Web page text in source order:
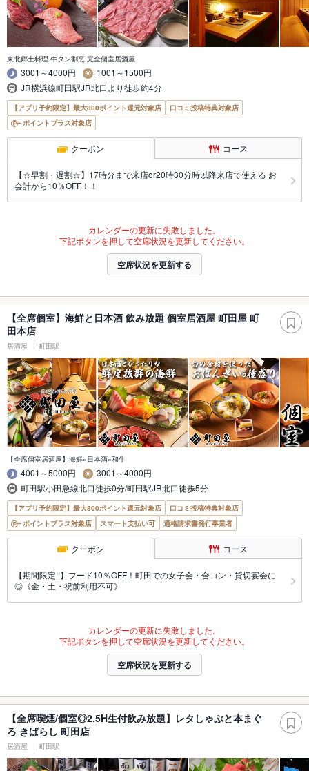
東北郷土料理 牛タン割烹 完全個室居酒屋
3001～4000円
1001～1500円
JR横浜線町田駅JR北口より徒歩約4分
【アプリ予約限定】最大800ポイント還元対象店
口コミ投稿特典対象店
ポイントプラス対象店
クーポン コース
【☆早割・遅割☆】17時分まで来店or20時30分時以降来店で使える お
会計から10％OFF！！
カレンダーの更新に失敗しました。
下記ボタンを押して空席状況を更新してください。
空席状況を更新する
【全席個室】海鮮と日本酒 飲み放題 個室居酒屋 町田屋 町
田本店
居酒屋 町田駅
【全席個室居酒屋】海鮮×日本酒×和牛
4001～5000円
3001～4000円
町田駅小田急線北口徒歩0分/町田駅JR北口徒歩5分
【アプリ予約限定】最大800ポイント還元対象店
口コミ投稿特典対象店
ポイントプラス対象店
スマート支払い可 適格請求書発行事業者
クーポン コース
【期間限定!!】フード10％OFF！町田での女子会・合コン・貸切宴会に
◎《金・土・祝前利用不可》
カレンダーの更新に失敗しました。
下記ボタンを押して空席状況を更新してください。
空席状況を更新する
【全席喫煙/個室◎2.5H生付飲み放題】レタしゃぶと本まぐ
ろ きばらし 町田店
居酒屋 町田駅